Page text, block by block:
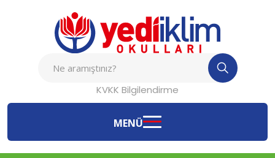
KVKK Bilgilendirme
MENÜ